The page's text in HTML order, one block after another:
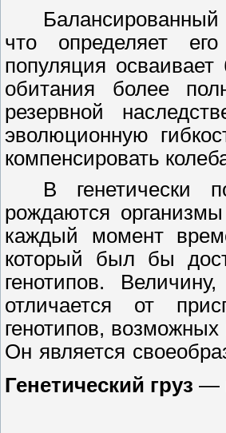
что определяет его
популяция
обитания более
резервной
эволюционную
компенсировать
В генетически
рождаются
каждый момент
который был бы
генотипов.
отличается от
генотипов,
Он является
Генетический груз —